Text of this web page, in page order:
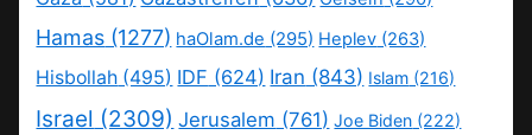
Hamas (1277) haOlam.de (295) Heplev (263)
Hisbollah (495) IDF (624) Iran (843) Islam (216)
Israel (2309) Jerusalem (761) Joe Biden (222)